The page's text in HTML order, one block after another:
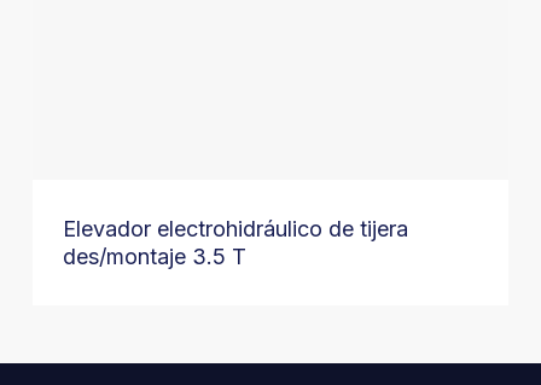
Elevador electrohidráulico de tijera
des/montaje 3.5 T